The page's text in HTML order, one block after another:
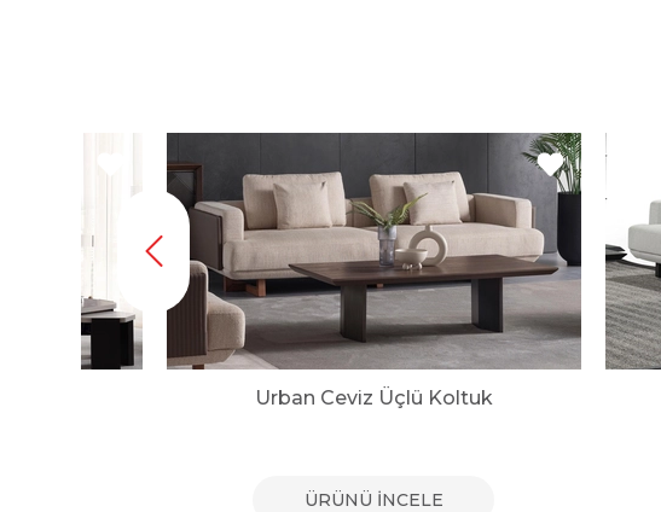
Urban Ceviz Üçlü Koltuk
ÜRÜNÜ İNCELE